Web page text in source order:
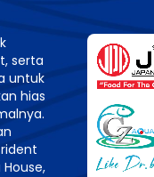
serta
untuk
hias